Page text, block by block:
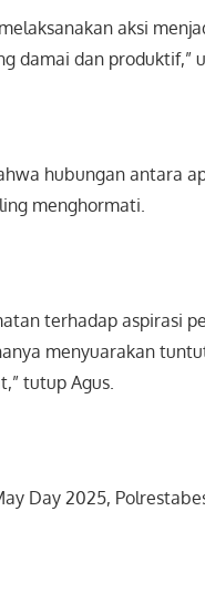
aksi
damai dan produktif,”
hubungan antara
menghormati.
terhadap aspirasi
menyuarakan
tutup Agus.
Day 2025,